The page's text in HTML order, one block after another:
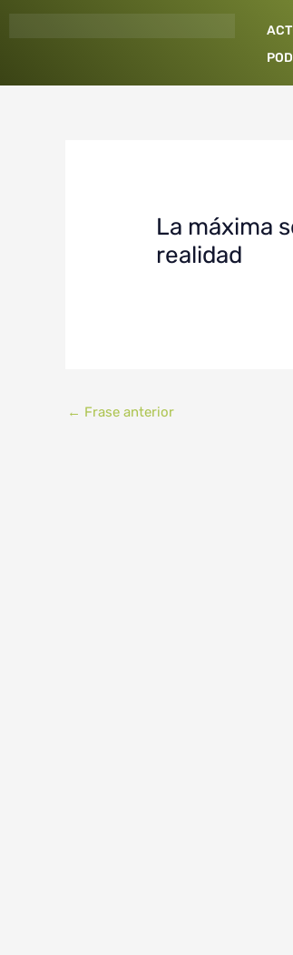
La máxima
realidad
← Frase anterior